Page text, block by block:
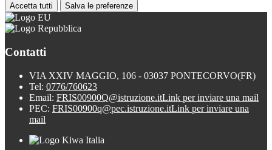
Accetta tutti Salva le preferenze
Contatti
VIA XXIV MAGGIO, 106 - 03037 PONTECORVO(FR)
Tel: 0776/760623
Email: FRIS00900Q@istruzione.itLink per inviare una mail
PEC: FRIS00900q@pec.istruzione.itLink per inviare una
mail